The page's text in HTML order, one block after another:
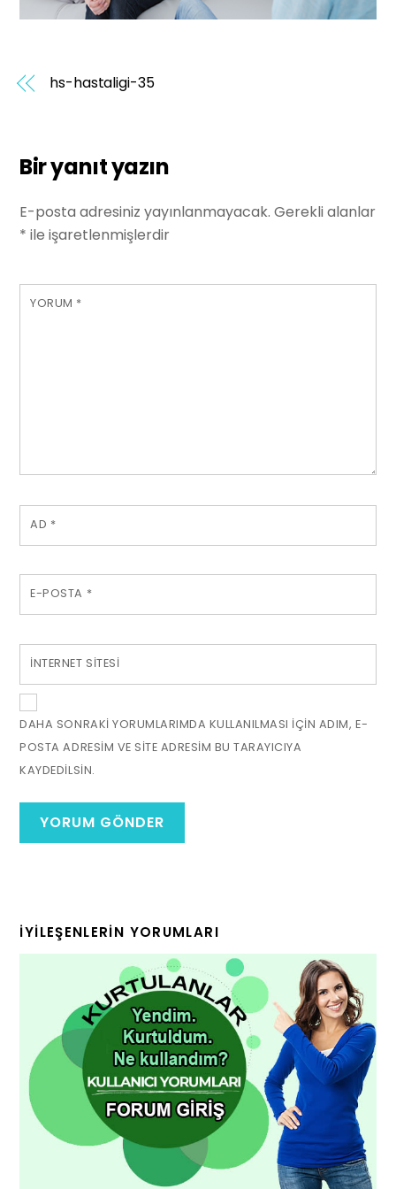
hs-hastaligi-35
Bir yanıt yazın
E-posta adresiniz yayınlanmayacak. Gerekli alanlar
* ile işaretlenmişlerdir
YORUM *
AD *
E-POSTA *
İNTERNET SITESI
DAHA SONRAKI YORUMLARIMDA KULLANILMASI IÇIN ADIM, E-
POSTA ADRESIM VE SITE ADRESIM BU TARAYICIYA
KAYDEDILSIN.
İYILEŞENLERIN YORUMLARI